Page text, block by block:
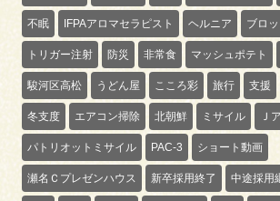
不眠 IFPAアロマセラピスト ヘルニア ブロ
トリガー注射 防災 非常食 マッシュポテト
駿河区高松 うどん屋 こころ彩 旅行 支援
冬支度 エアコン掃除 北朝鮮 ミサイル Ｊ
パトリオットミサイル PAC-3 ショート動画
瀬名Ｃプレゼンハウス 新卒採用終了 中途採用